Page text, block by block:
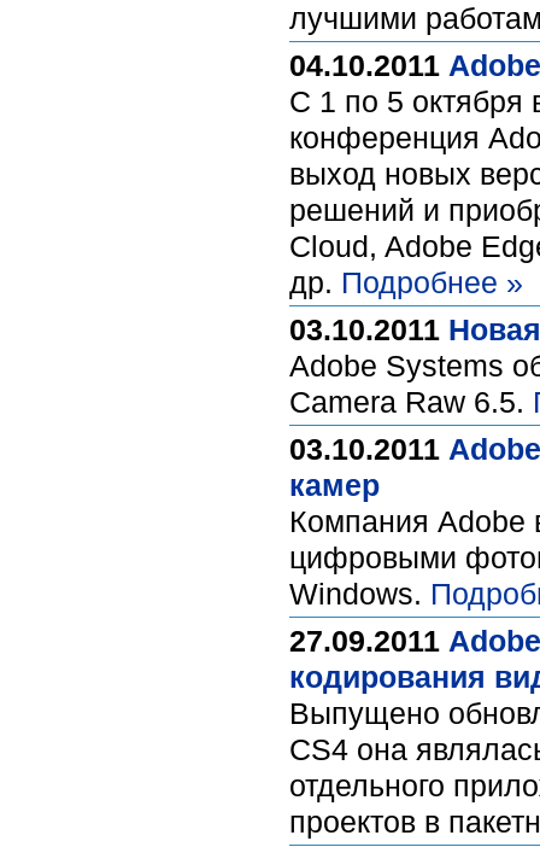
лучшими
04.10.2011
C 1 по 5 октября
конференция
выход новых
решений и
Cloud, Adobe
др. Подробнее »
03.10.2011
Adobe Systems
Camera Raw 6.5.
03.10.2011
камер
Компания Adobe
цифровыми
Windows.
27.09.2011
кодирования
Выпущено
CS4 она
отдельного
проектов в